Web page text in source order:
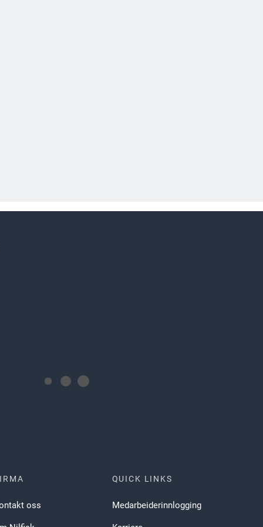
oss
QUICK LINKS
Medarbeiderinnlogging